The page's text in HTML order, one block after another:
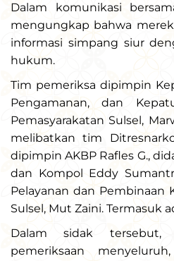
Dalam komunikasi
mengungkap bahwa
informasi simpang siur
hukum.
Tim pemeriksa dipimpin
Pengamanan, dan
Pemasyarakatan Sulsel,
melibatkan tim
dipimpin AKBP Rafles G.,
dan Kompol Eddy
Pelayanan dan Pembinaan
Sulsel, Mut Zaini. Termasuk
Dalam sidak tersebut,
pemeriksaan